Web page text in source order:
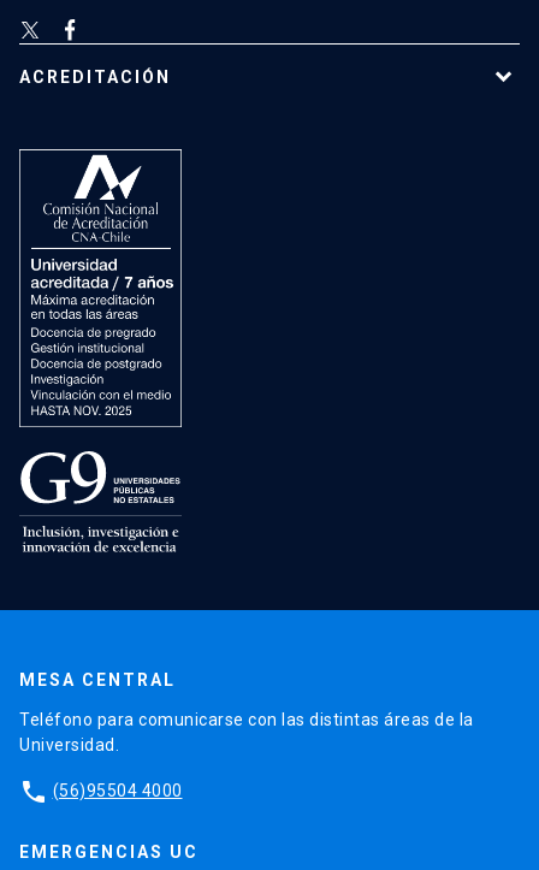
ACREDITACIÓN
MESA CENTRAL
Teléfono para comunicarse con las distintas áreas de la
Universidad.
phone (56)95504 4000
EMERGENCIAS UC